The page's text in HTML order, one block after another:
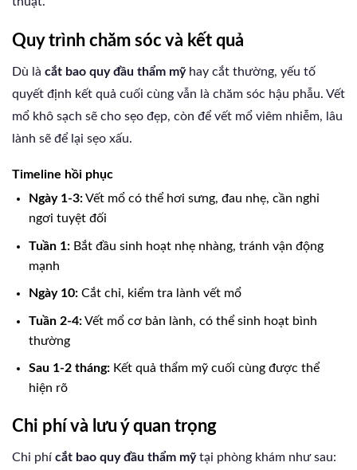
Quy trình chăm sóc và kết quả
Dù là cắt bao quy đầu thẩm mỹhay cắt thường, yếu tố
quyết định kết quả cuối cùng vẫn là chăm sóc hậu phẫu. Vết
mổ khô sạch sẽ cho sẹo đẹp, còn để vết mổ viêm nhiễm, lâu
lành sẽ để lại sẹo xấu.
Timeline hồi phục
Ngày 1-3:Vết mổ có thể hơi sưng, đau nhẹ, cần nghỉ
ngơi tuyệt đối
Tuần 1:Bắt đầu sinh hoạt nhẹ nhàng, tránh vận động
mạnh
Ngày 10:Cắt chỉ, kiểm tra lành vết mổ
Tuần 2-4:Vết mổ cơ bản lành, có thể sinh hoạt bình
thường
Sau 1-2 tháng:Kết quả thẩm mỹ cuối cùng được thể
hiện rõ
Chi phí và lưu ý quan trọng
Chi phí cắt bao quy đầu thẩm mỹtại phòng khám như sau: